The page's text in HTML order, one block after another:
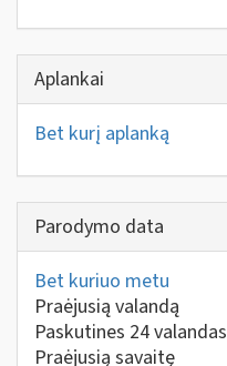
Aplankai
Bet kurį aplanką
Parodymo data
Bet kuriuo metu
Praėjusią valandą
Paskutines 24 valandas
Praėjusią savaitę